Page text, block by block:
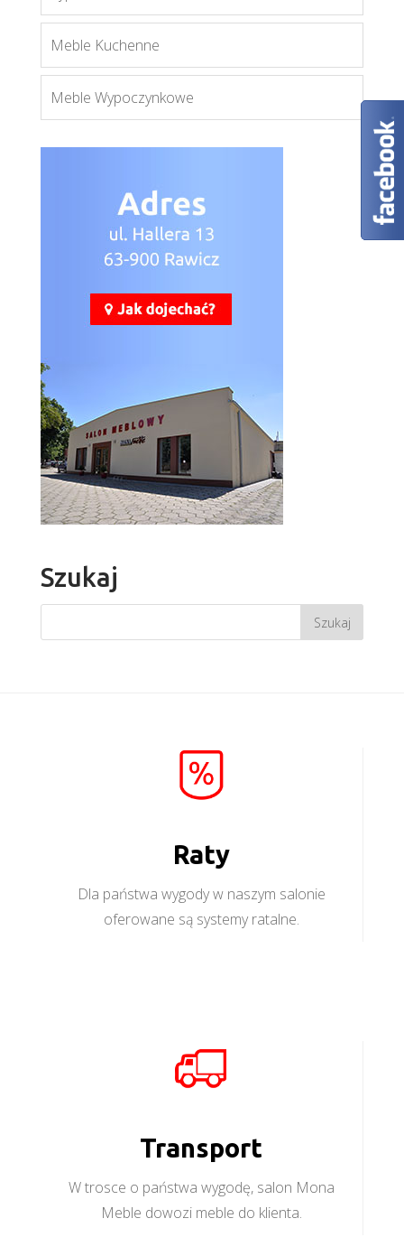
Meble Kuchenne
Meble Wypoczynkowe
Szukaj
Raty
Dla państwa wygody w naszym salonie
oferowane są systemy ratalne.
Transport
W trosce o państwa wygodę, salon Mona
Meble dowozi meble do klienta.